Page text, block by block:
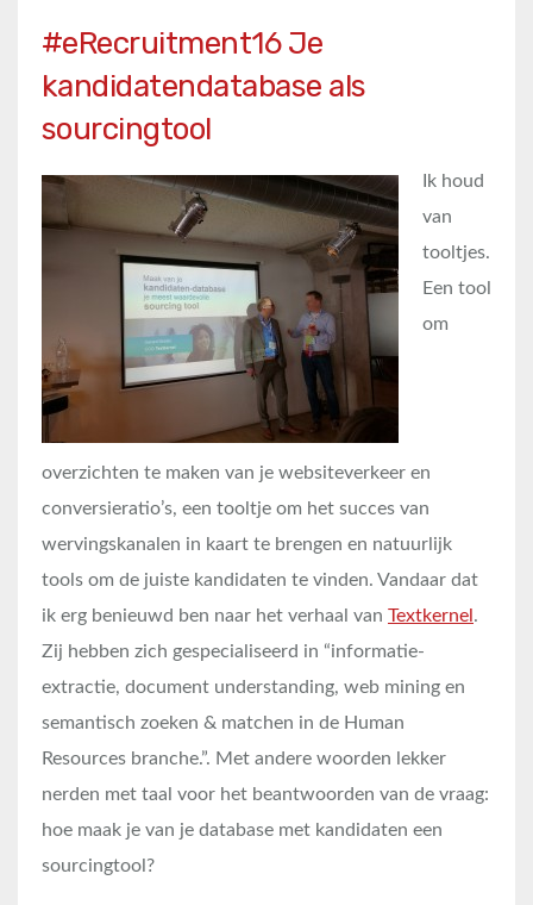
#eRecruitment16 Je
kandidatendatabase als
sourcingtool
Ik houd
van
tooltjes.
Een tool
om
overzichten te maken van je websiteverkeer en
conversieratio’s, een tooltje om het succes van
wervingskanalen in kaart te brengen en natuurlijk
tools om de juiste kandidaten te vinden. Vandaar dat
ik erg benieuwd ben naar het verhaal van Textkernel.
Zij hebben zich gespecialiseerd in “informatie-
extractie, document understanding, web mining en
semantisch zoeken & matchen in de Human
Resources branche.”. Met andere woorden lekker
nerden met taal voor het beantwoorden van de vraag:
hoe maak je van je database met kandidaten een
sourcingtool?